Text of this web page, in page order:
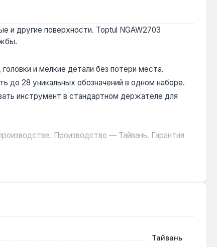
и другие поверхности. Toptul NGAW2703
и мелкие детали без потери места.
до 28 уникальных обозначений в одном наборе.
инструмент в стандартном держателе для
Производство — Тайвань. Гарантия
клеймо без люфта.
Тайвань